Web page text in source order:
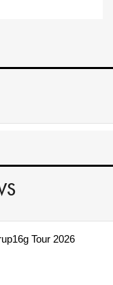
Tour 2026